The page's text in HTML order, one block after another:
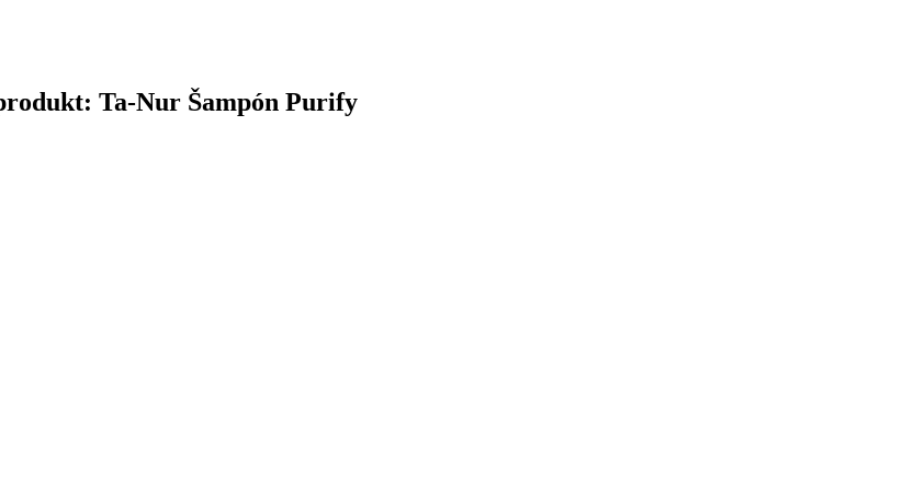
Ta-Nur Šampón Purify